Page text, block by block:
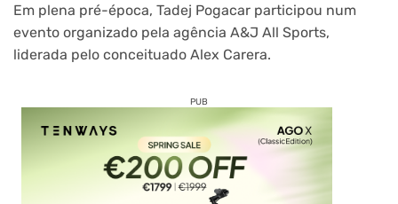
Em plena pré-época, Tadej Pogacar participou num
evento organizado pela agência A&J All Sports,
liderada pelo conceituado Alex Carera.
PUB